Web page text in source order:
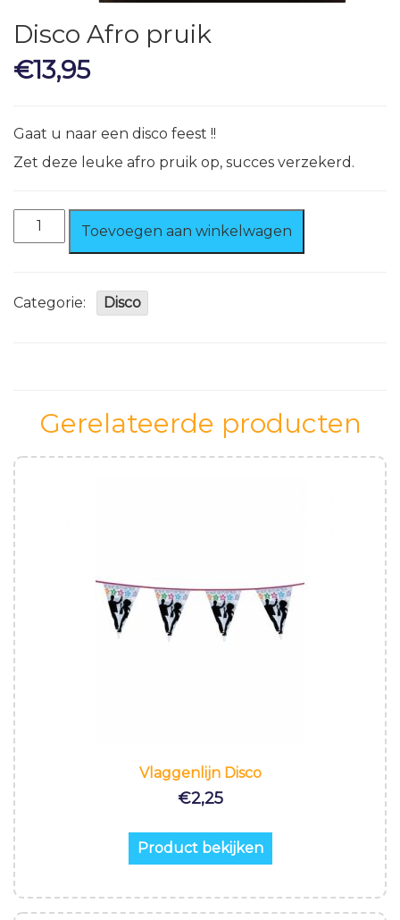
Disco Afro pruik
€13,95
Gaat u naar een disco feest !!
Zet deze leuke afro pruik op, succes verzekerd.
Disco
Toevoegen aan winkelwagen
Categorie: Disco
Gerelateerde producten
Vlaggenlijn Disco
€2,25
Product bekijken